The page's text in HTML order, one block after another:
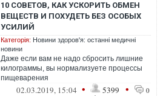
10 СОВЕТОВ, КАК УСКОРИТЬ ОБМЕН
ВЕЩЕСТВ И ПОХУДЕТЬ БЕЗ ОСОБЫХ
УСИЛИЙ
Категорія: Новини здоров'я: останні медичні
новини
Даже если вам не надо сбросить лишние
килограммы, вы нормализуете процессы
пищеварения
02.03.2019, 15:04 • 5399 • 0